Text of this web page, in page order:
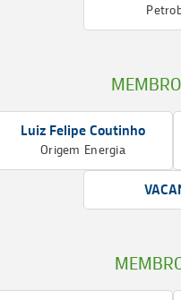
Luiz Felipe Coutinho
Origem Energia